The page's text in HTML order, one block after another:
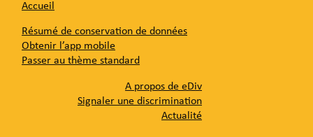
Accueil
Résumé de conservation de données
Obtenir l’app mobile
Passer au thème standard
A propos de eDiv
Signaler une discrimination
Actualité